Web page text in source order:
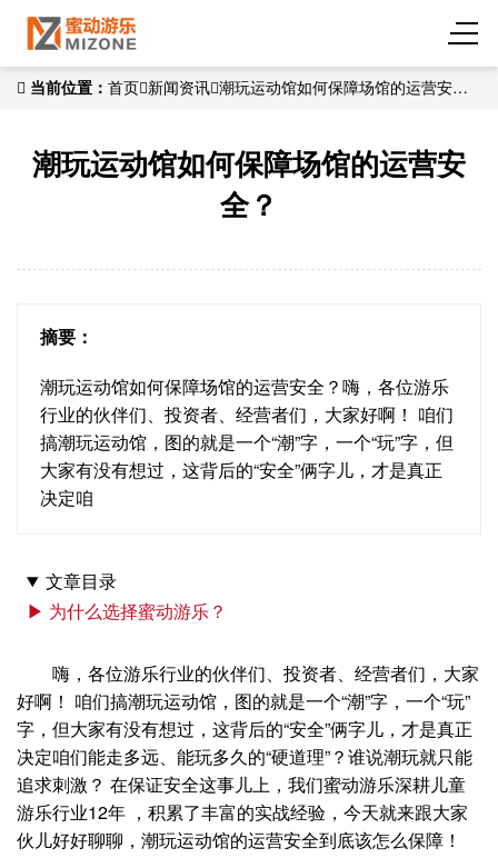
当前位置： 首页 新闻资讯 潮玩运动馆如何保障场馆的运营安
潮玩运动馆如何保障场馆的运营安
全？
摘要：
潮玩运动馆如何保障场馆的运营安全？嗨，各位游乐
行业的伙伴们、投资者、经营者们，大家好啊！ 咱们
搞潮玩运动馆，图的就是一个“潮”字，一个“玩”字，但
大家有没有想过，这背后的“安全”俩字儿，才是真正
决定咱
文章目录
▶ 为什么选择蜜动游乐？
嗨，各位游乐行业的伙伴们、投资者、经营者们，大家
好啊！ 咱们搞潮玩运动馆，图的就是一个“潮”字，一个“玩”
字，但大家有没有想过，这背后的“安全”俩字儿，才是真正
决定咱们能走多远、能玩多久的“硬道理”？谁说潮玩就只能
追求刺激？ 在保证安全这事儿上，我们蜜动游乐深耕儿童
游乐行业12年 ，积累了丰富的实战经验，今天就来跟大家
伙儿好好聊聊，潮玩运动馆的运营安全到底该怎么保障！